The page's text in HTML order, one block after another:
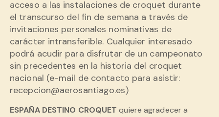
acceso a las instalaciones de croquet durante
el transcurso del fin de semana a través de
invitaciones personales nominativas de
carácter intransferible. Cualquier interesado
podrá acudir para disfrutar de un campeonato
sin precedentes en la historia del croquet
nacional (e-mail de contacto para asistir:
recepcion@aerosantiago.es)
ESPAÑA DESTINO CROQUET quiere agradecer a